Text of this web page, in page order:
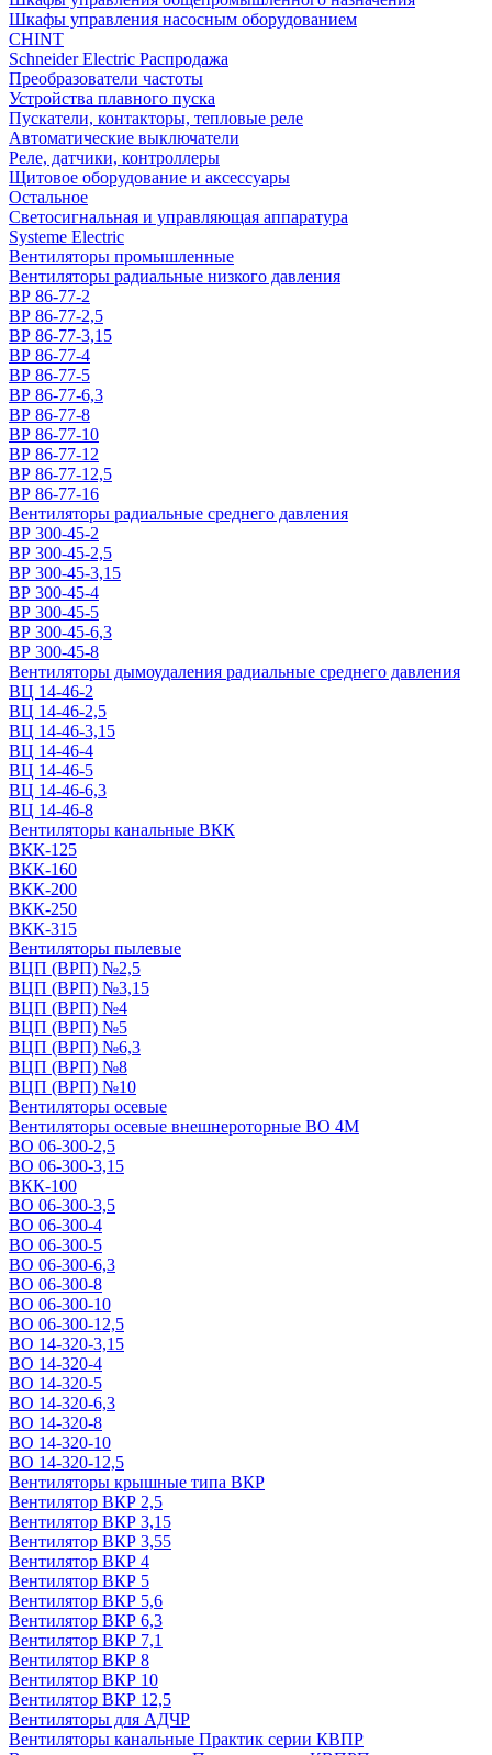
Шкафы управления насосным оборудованием
CHINT
Schneider Electric Распродажа
Преобразователи частоты
Устройства плавного пуска
Пускатели, контакторы, тепловые реле
Автоматические выключатели
Реле, датчики, контроллеры
Щитовое оборудование и аксессуары
Остальное
Светосигнальная и управляющая аппаратура
Systeme Electric
Вентиляторы промышленные
Вентиляторы радиальные низкого давления
ВР 86-77-2
ВР 86-77-2,5
ВР 86-77-3,15
ВР 86-77-4
ВР 86-77-5
ВР 86-77-6,3
ВР 86-77-8
ВР 86-77-10
ВР 86-77-12
ВР 86-77-12,5
ВР 86-77-16
Вентиляторы радиальные среднего давления
ВР 300-45-2
ВР 300-45-2,5
ВР 300-45-3,15
ВР 300-45-4
ВР 300-45-5
ВР 300-45-6,3
ВР 300-45-8
Вентиляторы дымоудаления радиальные среднего давления
ВЦ 14-46-2
ВЦ 14-46-2,5
ВЦ 14-46-3,15
ВЦ 14-46-4
ВЦ 14-46-5
ВЦ 14-46-6,3
ВЦ 14-46-8
Вентиляторы канальные ВКК
ВКК-125
ВКК-160
ВКК-200
ВКК-250
ВКК-315
Вентиляторы пылевые
ВЦП (ВРП) №2,5
ВЦП (ВРП) №3,15
ВЦП (ВРП) №4
ВЦП (ВРП) №5
ВЦП (ВРП) №6,3
ВЦП (ВРП) №8
ВЦП (ВРП) №10
Вентиляторы осевые
Вентиляторы осевые внешнероторные ВО 4М
ВО 06-300-2,5
ВО 06-300-3,15
ВКК-100
ВО 06-300-3,5
ВО 06-300-4
ВО 06-300-5
ВО 06-300-6,3
ВО 06-300-8
ВО 06-300-10
ВО 06-300-12,5
ВО 14-320-3,15
ВО 14-320-4
ВО 14-320-5
ВО 14-320-6,3
ВО 14-320-8
ВО 14-320-10
ВО 14-320-12,5
Вентиляторы крышные типа ВКР
Вентилятор ВКР 2,5
Вентилятор ВКР 3,15
Вентилятор ВКР 3,55
Вентилятор ВКР 4
Вентилятор ВКР 5
Вентилятор ВКР 5,6
Вентилятор ВКР 6,3
Вентилятор ВКР 7,1
Вентилятор ВКР 8
Вентилятор ВКР 10
Вентилятор ВКР 12,5
Вентиляторы для АДЧР
Вентиляторы канальные Практик серии КВПР